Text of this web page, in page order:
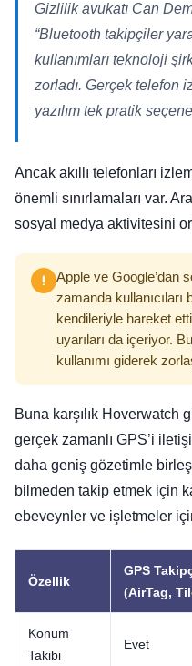
Gizlilik avukatı Can
“Bluetooth takipçiler
kullanımları teknoloji
zorladı. Gerçek telefon
yazılım tek pratik
Ancak akıllı telefonları
önemli sınırlamaları var.
sosyal medya aktivitesini
Apple ve Google’dan
zamanda
kendileriyle hareket
uyarıları da içeriyor.
kullanımı giderek
Buna karşılık Hoverwatch
gerçek zamanlı GPS’i
daha geniş gözetimle
bilmeden takip etmek için
ebeveynler ve işletmeler
Özellik
GPS
(AirTag,
Konum
Takibi
Evet